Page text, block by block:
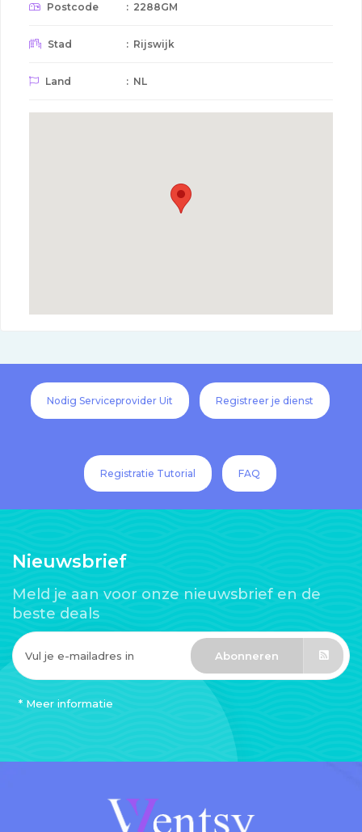
Postcode : 2288GM
Stad : Rijswijk
Land : NL
Nodig Serviceprovider Uit Registreer je dienst
Registratie Tutorial FAQ
Nieuwsbrief
Meld je aan voor onze nieuwsbrief en de
beste deals
Abonneren
* Meer informatie